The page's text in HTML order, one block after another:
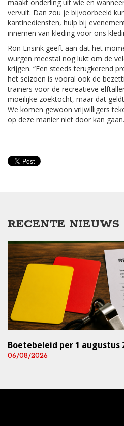
maakt onderling uit wie en
vervult. Dan zou je bijvoorbeeld
kantinediensten, hulp bij
innemen van kleding voor ons
Ron Ensink geeft aan dat het
wurgen meestal nog lukt om de
krijgen. “Een steeds terugkerend
het seizoen is vooral ook de
trainers voor de recreatieve
moeilijke zoektocht, maar dat
We komen gewoon vrijwilligers
op deze manier niet door kan
RECENTE NIEUWS
Boetebeleid per 1 augustus
06/08/2026